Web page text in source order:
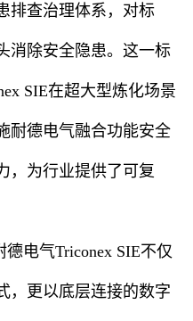
排查治理体系，对标
消除安全隐患。这一标
SIE在超大型炼化场景
耐德电气融合功能安全
，为行业提供了可复
电气Triconex SIE不仅
，更以底层连接的数字